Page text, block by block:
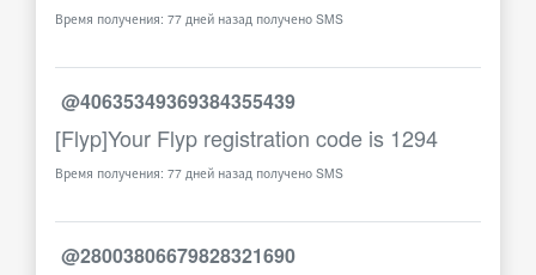
Время получения: 77 дней назад получено SMS
@40635349369384355439
[Flyp]Your Flyp registration code is 1294
Время получения: 77 дней назад получено SMS
@28003806679828321690